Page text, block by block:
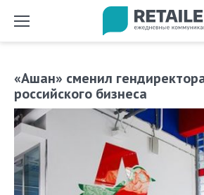
«Ашан» сменил
российского бизнеса